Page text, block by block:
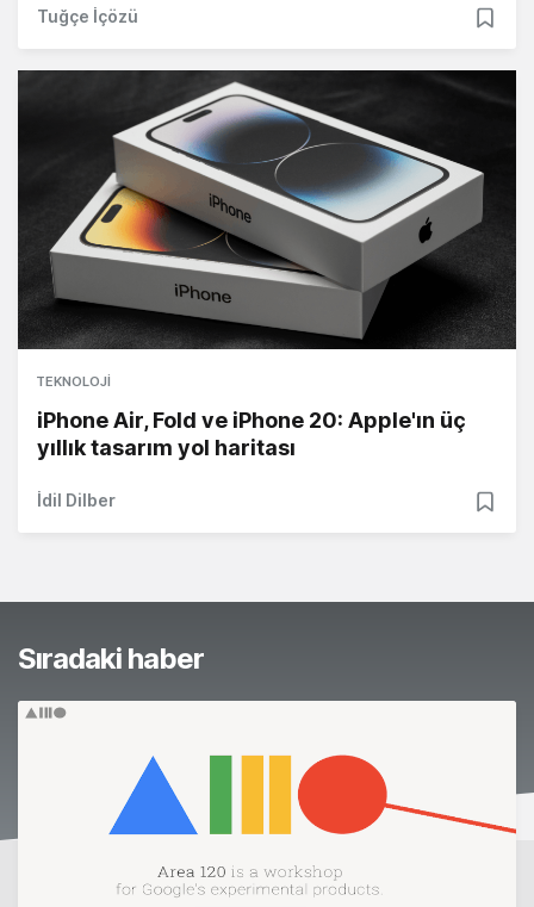
Tuğçe İçözü
TEKNOLOJI
iPhone Air, Fold ve iPhone 20: Apple'ın üç
yıllık tasarım yol haritası
İdil Dilber
Sıradaki haber